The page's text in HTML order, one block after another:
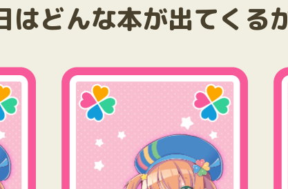
はどんな本が出てくる